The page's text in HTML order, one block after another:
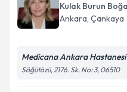
Kulak Burun
Ankara, Çankaya
Medicana Ankara Hastanesi
Söğütözü, 2176. Sk. No: 3, 06510